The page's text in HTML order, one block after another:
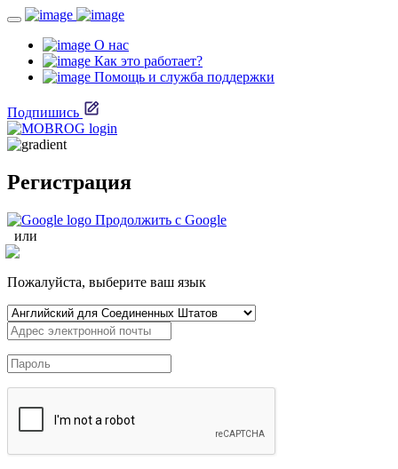
О нас
Как это работает?
Помощь и служба поддержки
Подпишись
Регистрация
Продолжить с Google
или
Пожалуйста, выберите ваш язык